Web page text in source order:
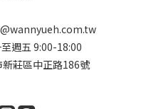
週五 9:00-18:00
莊區中正路186號